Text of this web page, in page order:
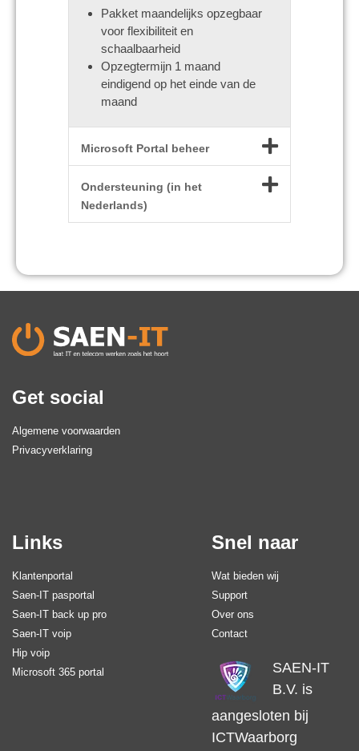
Pakket maandelijks opzegbaar
voor flexibiliteit en
schaalbaarheid
Opzegtermijn 1 maand
eindigend op het einde van de
maand
Microsoft Portal beheer
Ondersteuning (in het
Nederlands)
Get social
Algemene voorwaarden
Privacyverklaring
Links
Klantenportal
Saen-IT pasportal
Saen-IT back up pro
Saen-IT voip
Hip voip
Microsoft 365 portal
Snel naar
Wat bieden wij
Support
Over ons
Contact
SAEN-IT
B.V. is
aangesloten bij
ICTWaarborg